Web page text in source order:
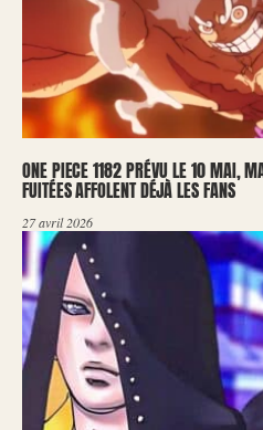
ONE PIECE 1182 PRÉVU LE 10 MAI,
FUITÉES AFFOLENT DÉJÀ LES FANS
27 avril 2026